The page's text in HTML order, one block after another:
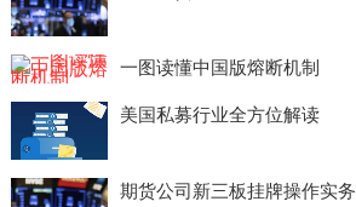
一图读懂中国版熔断机制
美国私募行业全方位解读
期货公司新三板挂牌操作实务